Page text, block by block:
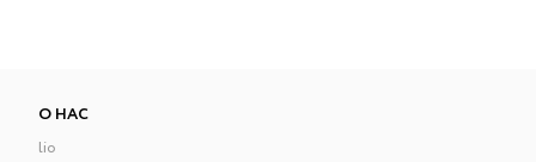
О НАС
lio